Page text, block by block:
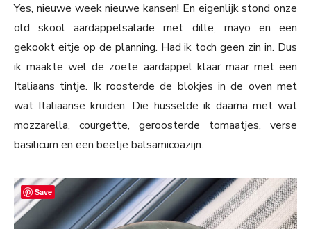
Yes, nieuwe week nieuwe kansen! En eigenlijk stond onze
old skool aardappelsalade met dille, mayo en een
gekookt eitje op de planning. Had ik toch geen zin in. Dus
ik maakte wel de zoete aardappel klaar maar met een
Italiaans tintje. Ik roosterde de blokjes in de oven met
wat Italiaanse kruiden. Die husselde ik daarna met wat
mozzarella, courgette, geroosterde tomaatjes, verse
basilicum en een beetje balsamicoazijn.
Save